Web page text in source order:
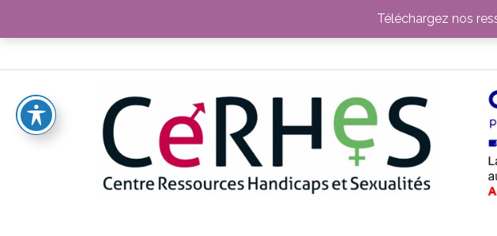
TOUTES LES RESSOURCES MISES À DISPOSITION PAR LE CERHES®
Téléchargez nos